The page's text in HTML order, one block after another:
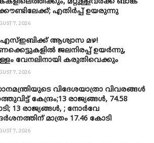
എതിർപ്പ് ഉയരുന്നു
7, 2026
ആശ്വാസ മഴ!
ജലനിരപ്പ് ഉയർന്നു,
വേനലിനായി കരുതിവെക്കും
7, 2026
വിദേശയാത്രാ വിവരങ്ങൾ
കേന്ദ്രം;13 രാജ്യങ്ങൾ, 74.58
13 രാജ്യങ്ങൾ, ; നോർവേ
മാത്രം 17.46 കോടി
7, 2026